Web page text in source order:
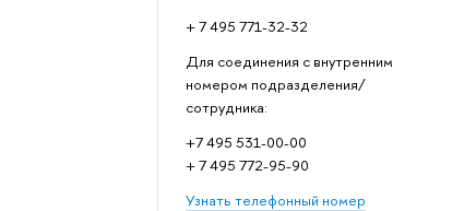
+ 7 495 771-32-32
Для соединения с внутренним
номером подразделения/
сотрудника:
+7 495 531-00-00
+ 7 495 772-95-90
Узнать телефонный номер